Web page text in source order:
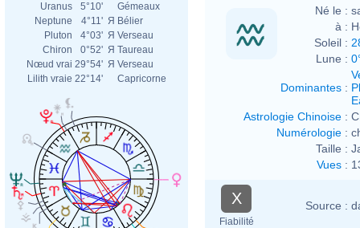
Uranus
5°10'
Gémeaux
Neptune
4°11' Я Bélier
Pluton
4°03' Я Verseau
Chiron
0°52' Я Taureau
Nœud vrai 29°54' Я Verseau
Lilith vraie 22°14' Capricorne
Né le :
à :
Soleil :
Lune :
Dominantes :
Astrologie Chinoise :
Numérologie :
Taille :
Vues :
X
Fiabilité
Source :